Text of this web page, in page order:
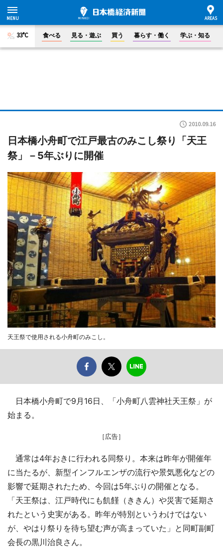
33°C 食べる 見る・遊ぶ 買う 暮らす・働く 学ぶ・知る
2010.09.16
日本橋小舟町で江戸最古のみこし祭り「天王
祭」－5年ぶりに開催
天王祭で使用される小舟町のみこし。
日本橋小舟町で9月16日、「小舟町八雲神社天王祭」が
始まる。
［広告］
通常は4年おきに行われる同祭り。本来は昨年が開催年
に当たるが、新型インフルエンザの流行や景気悪化などの
影響で延期されたため、今回は5年ぶりの開催となる。
「天王祭は、江戸時代にも飢饉（ききん）や災害で延期さ
れたという史実がある。昨年が特別というわけではない
が、やはり祭りを待ち望む声が高まっていた」と同町副町
会長の黒川治良さん。